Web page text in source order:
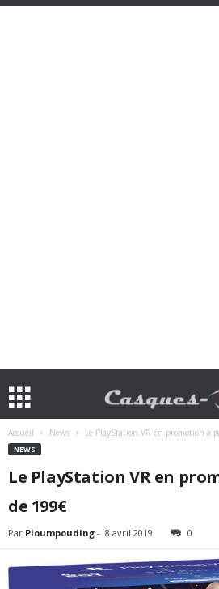
Accueil News Le PlayStation VR en promotion à
NEWS
Le PlayStation VR en
de 199€
Par Ploumpouding - 8 avril 2019 0